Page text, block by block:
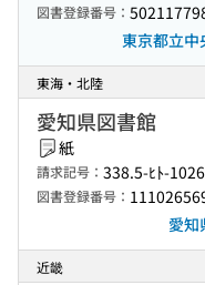
図書登録番号：
東京都立中
東海・北陸
愛知県図書館
紙
請求記号： 338.5-ﾋﾄ-
図書登録番号：
愛知
近畿